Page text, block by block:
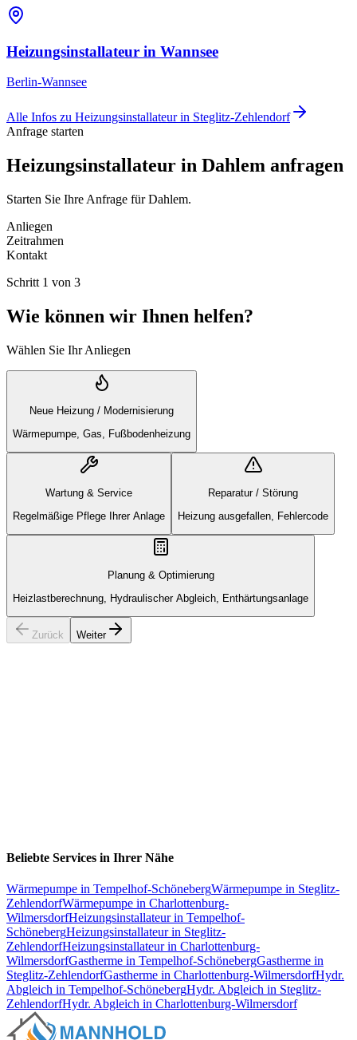
Heizungsinstallateur in Wannsee
Berlin-Wannsee
Alle Infos zu Heizungsinstallateurin Steglitz-Zehlendorf
Anfrage starten
Heizungsinstallateur in Dahlem anfragen
Starten Sie Ihre Anfrage für Dahlem.
Anliegen
Zeitrahmen
Kontakt
Schritt 1 von 3
Wie können wir Ihnen helfen?
Wählen Sie Ihr Anliegen
Neue Heizung / Modernisierung
Wärmepumpe, Gas, Fußbodenheizung
Wartung & Service
Regelmäßige Pflege Ihrer Anlage
Reparatur / Störung
Heizung ausgefallen, Fehlercode
Planung & Optimierung
Heizlastberechnung, Hydraulischer Abgleich, Enthärtungsanlage
Zurück Weiter
Beliebte Services in Ihrer Nähe
Wärmepumpe in Tempelhof-SchönebergWärmepumpe in Steglitz-
ZehlendorfWärmepumpe in Charlottenburg-
WilmersdorfHeizungsinstallateurin Tempelhof-
SchönebergHeizungsinstallateurin Steglitz-
ZehlendorfHeizungsinstallateurin Charlottenburg-
WilmersdorfGastherme in Tempelhof-SchönebergGastherme in
Steglitz-ZehlendorfGastherme in Charlottenburg-WilmersdorfHydr.
Abgleich in Tempelhof-SchönebergHydr. Abgleich in Steglitz-
ZehlendorfHydr. Abgleich in Charlottenburg-Wilmersdorf